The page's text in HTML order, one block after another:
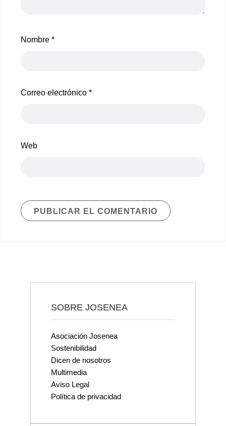
Nombre *
Correo electrónico *
Web
SOBRE JOSENEA
Asociación Josenea
Sostenibilidad
Dicen de nosotros
Multimedia
Aviso Legal
Política de privacidad